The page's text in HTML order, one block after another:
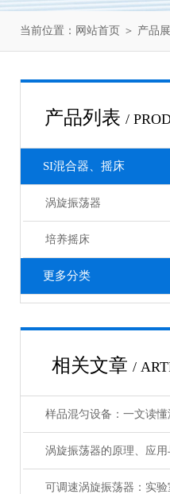
当前位置： 网站首页 ＞ 产品
产品列表 /
SI混合器、摇床
涡旋振荡器
培养摇床
更多分类
相关文章 /
涡旋振荡器的原理、应用